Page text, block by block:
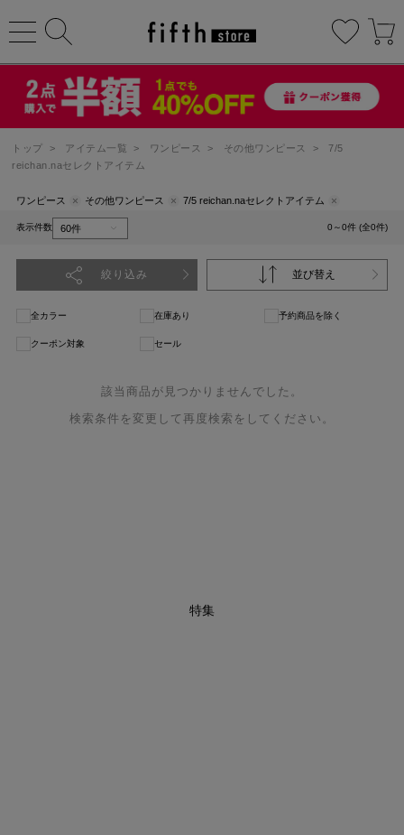
トップ > アイテム一覧 > ワンピース > その他ワンピース >
7/5
reichan.naセレクトアイテム
ワンピース その他ワンピース 7/5 reichan.naセレクトアイテム
表示件数 0～0件 (全0件)
絞り込み 並び替え
全カラー 在庫あり 予約商品を除く
クーポン対象 セール
該当商品が見つかりませんでした。
検索条件を変更して再度検索をしてください。
特集